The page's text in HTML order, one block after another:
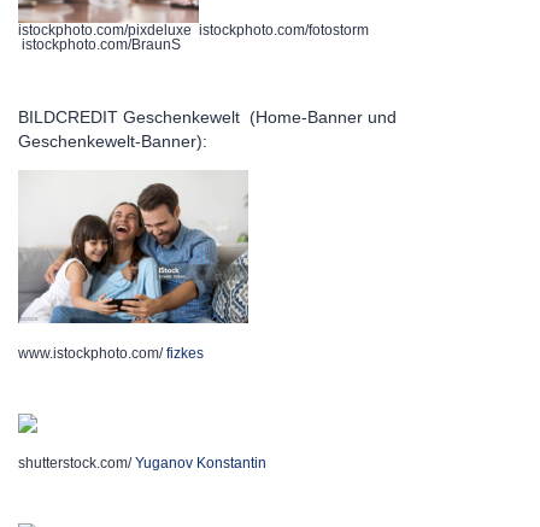
istockphoto.com/pixdeluxe istockphoto.com/fotostorm
istockphoto.com/BraunS
BILDCREDIT Geschenkewelt (Home-Banner und
Geschenkewelt-Banner):
www.istockphoto.com/fizkes
shutterstock.com/Yuganov Konstantin